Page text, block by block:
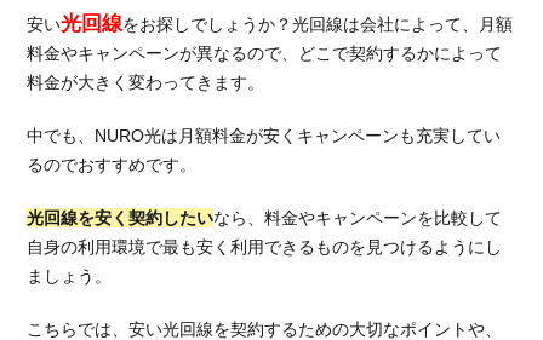
安い光回線をお探しでしょうか？光回線は会社によって、月額
料金やキャンペーンが異なるので、どこで契約するかによって
料金が大きく変わってきます。
中でも、NURO光は月額料金が安くキャンペーンも充実してい
るのでおすすめです。
光回線を安く契約したいなら、料金やキャンペーンを比較して
自身の利用環境で最も安く利用できるものを見つけるようにし
ましょう。
こちらでは、安い光回線を契約するための大切なポイントや、